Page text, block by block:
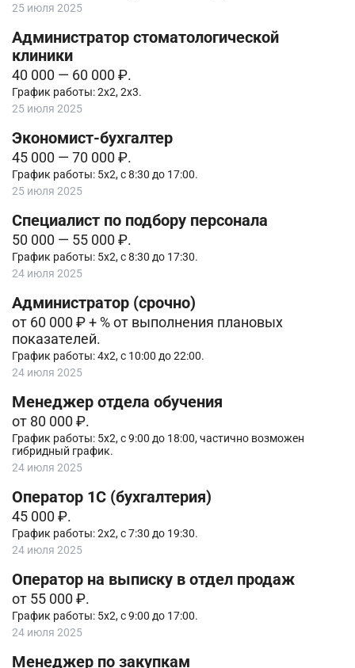
25 июля 2025
Администратор стоматологической
клиники
40 000 — 60 000 ₽.
График работы: 2х2, 2х3.
25 июля 2025
Экономист-бухгалтер
45 000 — 70 000 ₽.
График работы: 5х2, с 8:30 до 17:00.
25 июля 2025
Специалист по подбору персонала
50 000 — 55 000 ₽.
График работы: 5х2, с 8:30 до 17:30.
24 июля 2025
Администратор (срочно)
от 60 000 ₽ + % от выполнения плановых
показателей.
График работы: 4х2, с 10:00 до 22:00.
24 июля 2025
Менеджер отдела обучения
от 80 000 ₽.
График работы: 5х2, с 9:00 до 18:00, частично возможен
гибридный график.
24 июля 2025
Оператор 1С (бухгалтерия)
45 000 ₽.
График работы: 2х2, с 7:30 до 19:30.
24 июля 2025
Оператор на выписку в отдел продаж
от 55 000 ₽.
График работы: 5х2, с 9:00 до 17:00.
24 июля 2025
Менеджер по закупкам